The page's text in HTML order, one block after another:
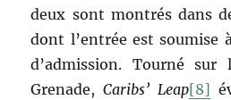
deux sont montrés dans
dont l’entrée est soumise
d’admission. Tourné sur
Grenade,Caribs’ Leap[8]